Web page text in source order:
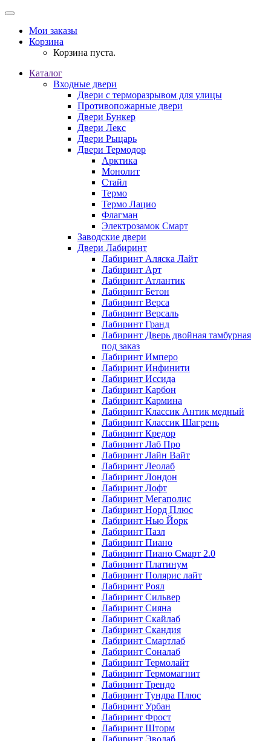
Мои заказы
Корзина
Корзина пуста.
Каталог
Входные двери
Двери с терморазрывом для улицы
Противопожарные двери
Двери Бункер
Двери Лекс
Двери Рыцарь
Двери Термодор
Арктика
Монолит
Стайл
Термо
Термо Лацио
Флагман
Электрозамок Смарт
Заводские двери
Двери Лабиринт
Лабиринт Аляска Лайт
Лабиринт Арт
Лабиринт Атлантик
Лабиринт Бетон
Лабиринт Верса
Лабиринт Версаль
Лабиринт Гранд
Лабиринт Дверь двойная тамбурная
под заказ
Лабиринт Имперо
Лабиринт Инфинити
Лабиринт Иссида
Лабиринт Карбон
Лабиринт Кармина
Лабиринт Классик Антик медный
Лабиринт Классик Шагрень
Лабиринт Кредор
Лабиринт Лаб Про
Лабиринт Лайн Вайт
Лабиринт Леолаб
Лабиринт Лондон
Лабиринт Лофт
Лабиринт Мегаполис
Лабиринт Норд Плюс
Лабиринт Нью Йорк
Лабиринт Пазл
Лабиринт Пиано
Лабиринт Пиано Смарт 2.0
Лабиринт Платинум
Лабиринт Полярис лайт
Лабиринт Роял
Лабиринт Сильвер
Лабиринт Сияна
Лабиринт Скайлаб
Лабиринт Скандия
Лабиринт Смартлаб
Лабиринт Соналаб
Лабиринт Термолайт
Лабиринт Термомагнит
Лабиринт Трендо
Лабиринт Тундра Плюс
Лабиринт Урбан
Лабиринт Фрост
Лабиринт Шторм
Лабиринт Эволаб